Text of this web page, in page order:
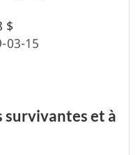
$
03-15
survivantes et à